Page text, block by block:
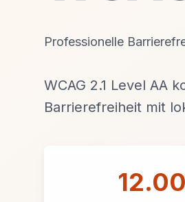
Professionelle
WCAG 2.1 Level AA
Barrierefreiheit mit